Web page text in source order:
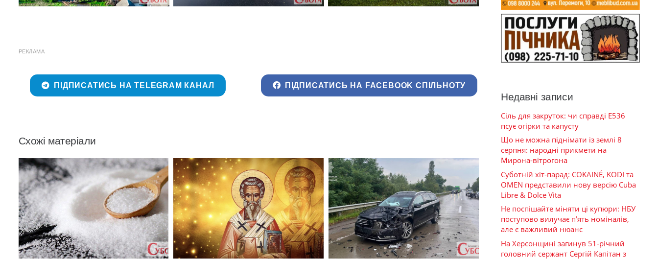
РЕКЛАМА
ПІДПИСАТИСЬ НА TELEGRAM КАНАЛ ПІДПИСАТИСЬ НА FACEBOOK СПІЛЬНОТУ
Схожі матеріали
Недавні записи
Сіль для закруток: чи справді Е536
псує огірки та капусту
Що не можна піднімати із землі 8
серпня: народні прикмети на
Мирона-вітрогона
Суботній хіт-парад: COKAINÉ, KODI та
OMEN представили нову версію Cuba
Libre & Dolce Vita
Не поспішайте міняти ці купюри: НБУ
поступово вилучає п’ять номіналів,
але є важливий нюанс
На Херсонщині загинув 51-річний
головний сержант Сергій Капітан з